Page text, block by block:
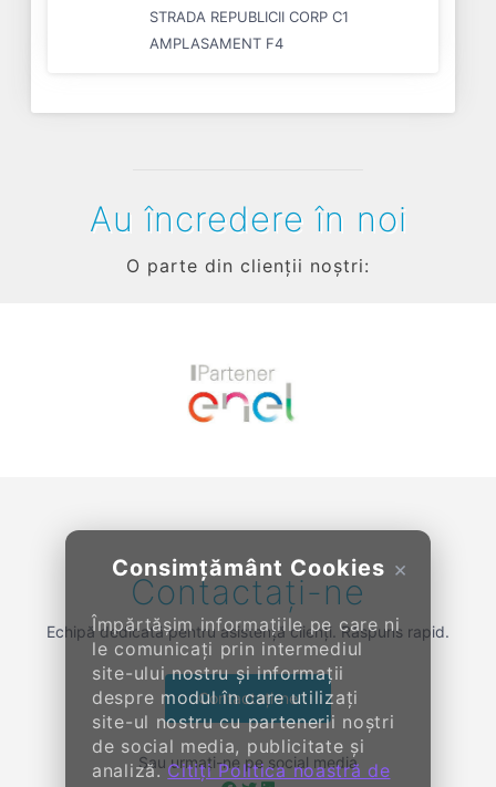
STRADA REPUBLICII CORP C1
AMPLASAMENT F4
×
Consimțământ Cookies
Împărtășim informațiile pe care ni
le comunicați prin intermediul
site-ului nostru și informații
despre modul în care utilizați
site-ul nostru cu partenerii noștri
de social media, publicitate și
analiză.Citiți Politica noastră de
Au încredere în noi
O parte din clienții noștri:
Contactați-ne
Echipă dedicată pentru asistență clienți. Răspuns rapid.
Contactați-ne
Sau urmați-ne pe social media